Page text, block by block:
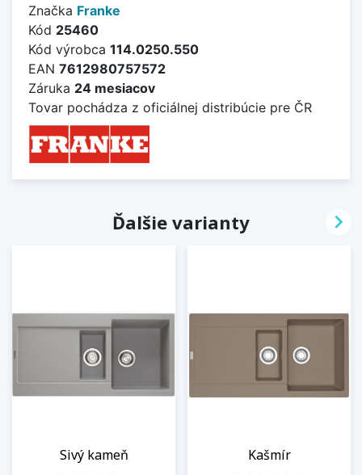
Značka Franke
Kód 25460
Kód výrobca 114.0250.550
EAN 7612980757572
Záruka 24 mesiacov
Tovar pochádza z oficiálnej distribúcie pre ČR
Ďalšie varianty
Sivý kameň Kašmír
